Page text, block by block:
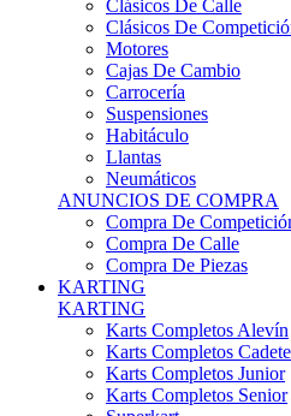
Motores
Cajas De Cambio
Carrocería
Suspensiones
Habitáculo
Llantas
Neumáticos
ANUNCIOS DE COMPRA
Compra De Competición
Compra De Calle
Compra De Piezas
KARTING
KARTING
Karts Completos Alevín
Karts Completos Cadete
Karts Completos Junior
Karts Completos Senior
Superkart
Karts Completos Hobbye